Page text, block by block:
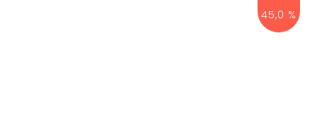
45,0 %